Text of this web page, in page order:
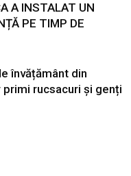
A INSTALAT UN
PE TIMP DE
învățământ din
primi rucsacuri și genți